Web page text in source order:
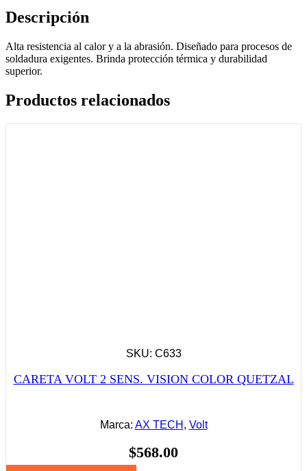
Descripción
Alta resistencia al calor y a la abrasión. Diseñado para procesos de
soldadura exigentes. Brinda protección térmica y durabilidad
superior.
Productos relacionados
SKU: C633
CARETA VOLT 2 SENS. VISION COLOR QUETZAL
Marca: AX TECH , Volt
$568.00